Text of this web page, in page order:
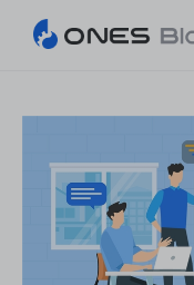
ONES Project